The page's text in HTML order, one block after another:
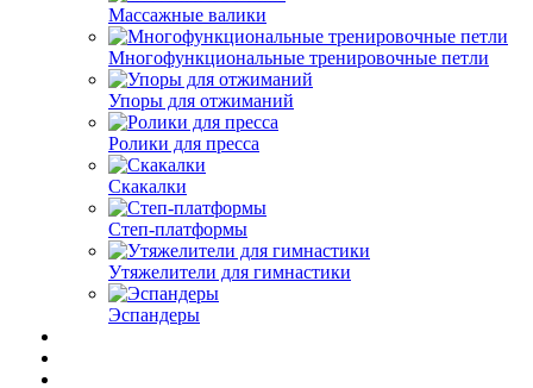
Массажные валики
Многофункциональные тренировочные петли
Упоры для отжиманий
Ролики для пресса
Скакалки
Степ-платформы
Утяжелители для гимнастики
Эспандеры